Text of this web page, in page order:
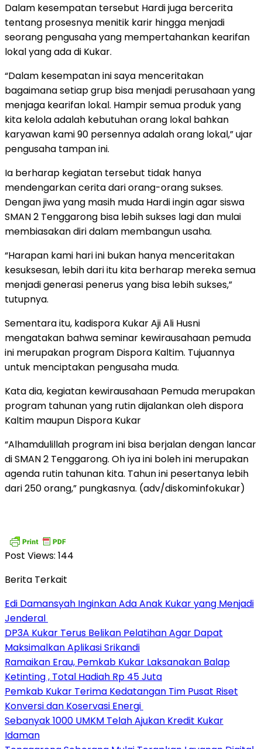
Dalam kesempatan tersebut Hardi juga bercerita
tentang prosesnya menitik karir hingga menjadi
seorang pengusaha yang mempertahankan kearifan
lokal yang ada di Kukar.
“Dalam kesempatan ini saya menceritakan
bagaimana setiap grup bisa menjadi perusahaan yang
menjaga kearifan lokal. Hampir semua produk yang
kita kelola adalah kebutuhan orang lokal bahkan
karyawan kami 90 persennya adalah orang lokal,” ujar
pengusaha tampan ini.
Ia berharap kegiatan tersebut tidak hanya
mendengarkan cerita dari orang-orang sukses.
Dengan jiwa yang masih muda Hardi ingin agar siswa
SMAN 2 Tenggarong bisa lebih sukses lagi dan mulai
membiasakan diri dalam membangun usaha.
“Harapan kami hari ini bukan hanya menceritakan
kesuksesan, lebih dari itu kita berharap mereka semua
menjadi generasi penerus yang bisa lebih sukses,”
tutupnya.
Sementara itu, kadispora Kukar Aji Ali Husni
mengatakan bahwa seminar kewirausahaan pemuda
ini merupakan program Dispora Kaltim. Tujuannya
untuk menciptakan pengusaha muda.
Kata dia, kegiatan kewirausahaan Pemuda merupakan
program tahunan yang rutin dijalankan oleh dispora
Kaltim maupun Dispora Kukar
“Alhamdulillah program ini bisa berjalan dengan lancar
di SMAN 2 Tenggarong. Oh iya ini boleh ini merupakan
agenda rutin tahunan kita. Tahun ini pesertanya lebih
dari 250 orang,” pungkasnya. (adv/diskominfokukar)
Post Views: 144
Berita Terkait
Edi Damansyah Inginkan Ada Anak Kukar yang Menjadi
Jenderal
DP3A Kukar Terus Belikan Pelatihan Agar Dapat
Maksimalkan Aplikasi Srikandi
Ramaikan Erau, Pemkab Kukar Laksanakan Balap
Ketinting , Total Hadiah Rp 45 Juta
Pemkab Kukar Terima Kedatangan Tim Pusat Riset
Konversi dan Koservasi Energi
Sebanyak 1000 UMKM Telah Ajukan Kredit Kukar
Idaman